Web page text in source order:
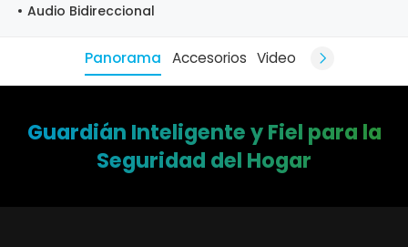
Audio Bidireccional
Panorama Accesorios Video
Guardián Inteligente y Fiel para la
Seguridad del Hogar